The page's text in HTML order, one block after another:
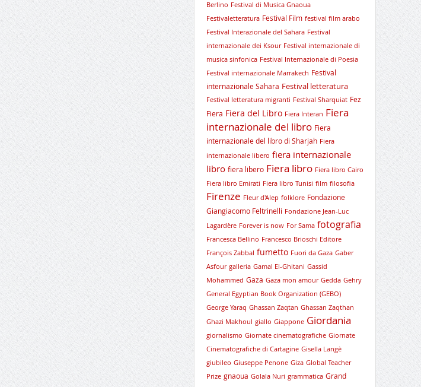
Berlino Festival di Musica Gnaoua
Festivaletteratura Festival Film festival film arabo
Festival Interazionale del Sahara Festival
internazionale dei Ksour Festival internazionale di
musica sinfonica Festival Internazionale di Poesia
Festival internazionale Marrakech Festival
internazionale Sahara Festival letteratura
Festival letteratura migranti Festival Sharquiat Fez
Fiera Fiera del Libro Fiera Interan Fiera
internazionale del libro Fiera
internazionale del libro di Sharjah Fiera
internazionale libero fiera internazionale
libro fiera libero Fiera libro Fiera libro Cairo
Fiera libro Emirati Fiera libro Tunisi film filosofia
Firenze Fleur d'Alep folklore Fondazione
Giangiacomo Feltrinelli Fondazione Jean-Luc
Lagardère Forever is now For Sama fotografia
Francesca Bellino Francesco Brioschi Editore
François Zabbal fumetto Fuori da Gaza Gaber
Asfour galleria Gamal El-Ghitani Gassid
Mohammed Gaza Gaza mon amour Gedda Gehry
General Egyptian Book Organization (GEBO)
George Yaraq Ghassan Zaqtan Ghassan Zaqthan
Ghazi Makhoul giallo Giappone Giordania
giornalismo Giornate cinematografiche Giornate
Cinematografiche di Cartagine Gisella Langè
giubileo Giuseppe Penone Giza Global Teacher
Prize gnaoua Golala Nuri grammatica Grand